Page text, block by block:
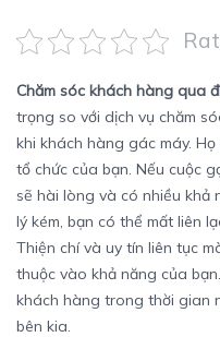
Chăm sóc khách hàng qua
trọng so với dịch vụ chăm
khi khách hàng gác máy.
tổ chức của bạn. Nếu cuộc
sẽ hài lòng và có nhiều khả
lý kém, bạn có thể mất liên
Thiện chí và uy tín liên tục
thuộc vào khả năng của
khách hàng trong thời gian
bên kia.